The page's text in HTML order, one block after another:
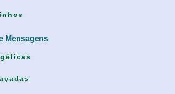
Mensagens